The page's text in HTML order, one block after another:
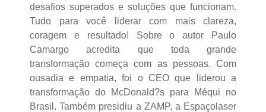
desafios superados e soluções que funcionam.
Tudo para você liderar com mais clareza,
coragem e resultado! Sobre o autor Paulo
Camargo acredita que toda grande
transformação começa com as pessoas. Com
ousadia e empatia, foi o CEO que liderou a
transformação do McDonald?s para Méqui no
Brasil. Também presidiu a ZAMP, a Espaçolaser